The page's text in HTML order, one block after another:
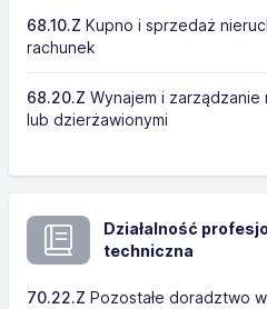
68.10.Z Kupno i sprzedaż
rachunek
68.20.Z Wynajem i zarządzanie
lub dzierżawionymi
Działalność
techniczna
70.22.Z Pozostałe doradztwo